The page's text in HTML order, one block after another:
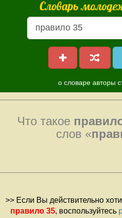
Словарь
о словаре авторы
Что такое
слов «
>> Если Вы действительно
правило 35, воспользуйтесь